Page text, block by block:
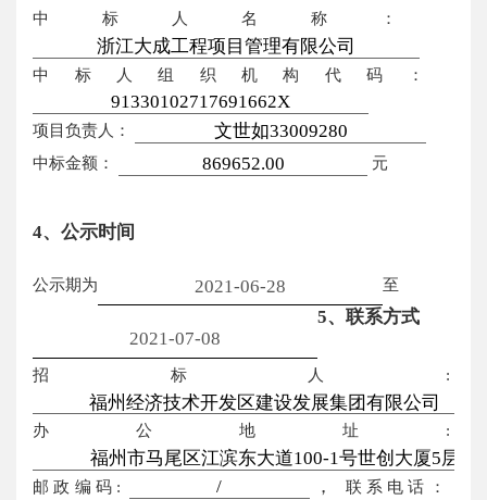
中标人名称：
中标人组织机构代码：
项目负责人：
中标金额：
元
4、公示时间
公示期为 至
5、联系方式
招标人:
办公地址:
邮政编码: ，联系电话：